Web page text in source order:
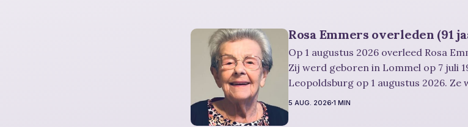
Rosa Emmers overleden (91
Op 1 augustus 2026 overleed Rosa
Zij werd geboren in Lommel op 7 juli
Leopoldsburg op 1 augustus 2026.
en werd 91 jaar. Rouwbericht Severens: De afscheidsplechtigheid van
5 AUG. 2026 1 MIN